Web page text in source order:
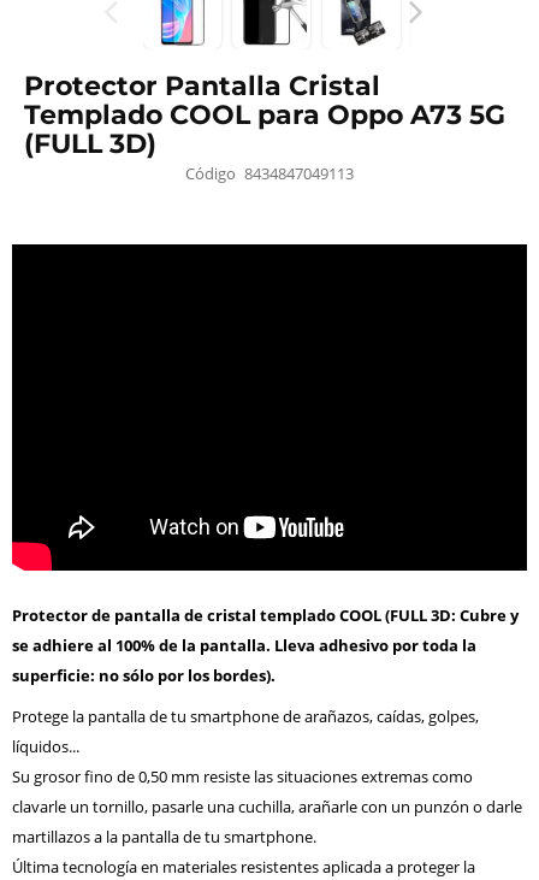
Protector Pantalla Cristal
Templado COOL para Oppo A73 5G
(FULL 3D)
Código 8434847049113
Protector de pantalla de cristal templado COOL (FULL 3D: Cubre y
se adhiere al 100% de la pantalla. Lleva adhesivo por toda la
superficie: no sólo por los bordes).
Protege la pantalla de tu smartphone de arañazos, caídas, golpes,
líquidos...
Su grosor fino de 0,50 mm resiste las situaciones extremas como
clavarle un tornillo, pasarle una cuchilla, arañarle con un punzón o darle
martillazos a la pantalla de tu smartphone.
Última tecnología en materiales resistentes aplicada a proteger la